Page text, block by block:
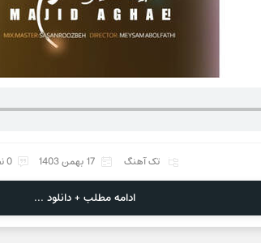
تک آهنگ 17 بهمن 1403 0 نظر
ادامه مطلب + دانلود ...